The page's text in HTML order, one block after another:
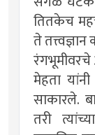
तितकेच
ते
रंगभूमीवरचे
मेहता
साकारले.
तरी